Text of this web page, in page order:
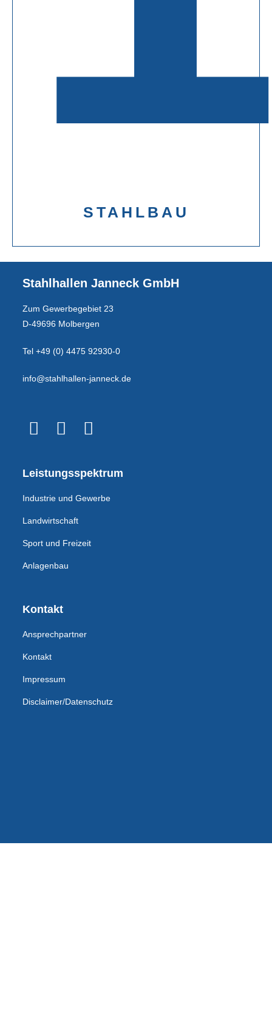
STAHLBAU
Stahlhallen Janneck GmbH
Zum Gewerbegebiet 23
D-49696 Molbergen
Tel +49 (0) 4475 92930-0
info@stahlhallen-janneck.de
Leistungsspektrum
Industrie und Gewerbe
Landwirtschaft
Sport und Freizeit
Anlagenbau
Kontakt
Ansprechpartner
Kontakt
Impressum
Disclaimer/Datenschutz